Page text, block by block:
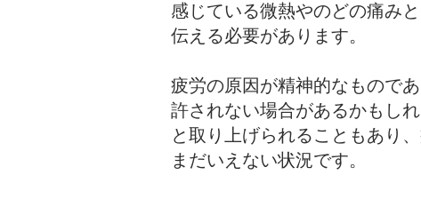
感じている微熱やのどの痛み
伝える必要があります。
疲労の原因が精神的なもので
許されない場合があるかもし
と取り上げられることもあり
まだいえない状況です。